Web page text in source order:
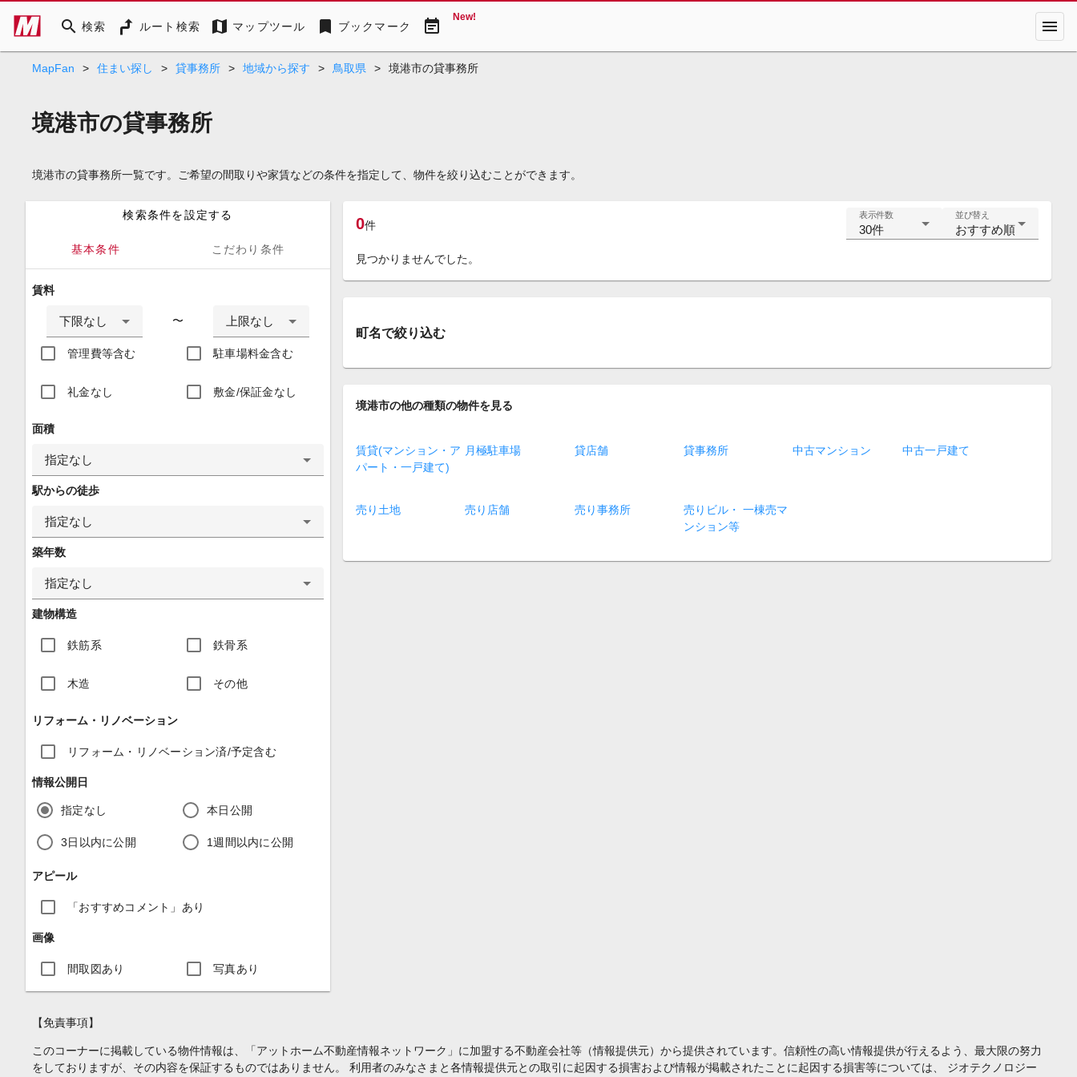
search 検索 ルート検索 map マップツール bookmark ブックマーク event_note New! menu
MapFan > 住まい探し > 貸事務所 > 地域から探す > 鳥取県 > 境港市の貸事務所
境港市の貸事務所
境港市の貸事務所一覧です。ご希望の間取りや家賃などの条件を指定して、物件を絞り込むことができます。
検索条件を設定する
基本条件 こだわり条件
賃料
下限なし 〜 上限なし
管理費等含む 駐車場料金含む
礼金なし 敷金/保証金なし
面積
指定なし
駅からの徒歩
指定なし
築年数
指定なし
建物構造
鉄筋系 鉄骨系
木造 その他
リフォーム・リノベーション
リフォーム・リノベーション済/予定含む
情報公開日
指定なし 本日公開
3日以内に公開 1週間以内に公開
アピール
「おすすめコメント」あり
画像
間取図あり 写真あり
0件
表示件数
30件
並び替え
おすすめ順
見つかりませんでした。
町名で絞り込む
境港市の他の種類の物件を見る
賃貸(マンション・ア
パート・一戸建て)
月極駐車場 貸店舗 貸事務所 中古マンション 中古一戸建て
売り土地 売り店舗 売り事務所
売りビル・ 一棟売マ
ンション等
【免責事項】
このコーナーに掲載している物件情報は、「アットホーム不動産情報ネットワーク」に加盟する不動産会社等（情報提供元）から提供されています。信頼性の高い情報提供が行えるよう、最大限の努力
をしておりますが、その内容を保証するものではありません。 利用者のみなさまと各情報提供元との取引に起因する損害および情報が掲載されたことに起因する損害等については、 ジオテクノロジー